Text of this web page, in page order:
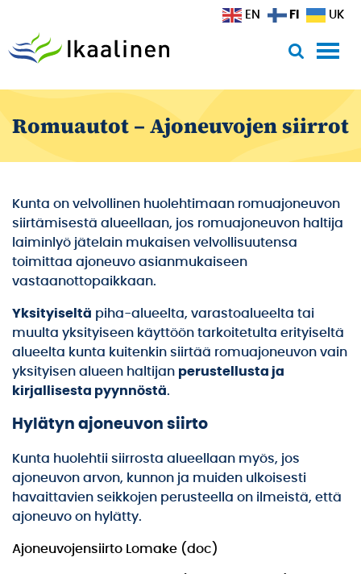
Romuautot – Ajoneuvojen siirrot
Kunta on velvollinen huolehtimaan romuajoneuvon
siirtämisestä alueellaan, jos romuajoneuvon haltija
laiminlyö jätelain mukaisen velvollisuutensa
toimittaa ajoneuvo asianmukaiseen
vastaanottopaikkaan.
Yksityiseltä piha-alueelta, varastoalueelta tai
muulta yksityiseen käyttöön tarkoitetulta erityiseltä
alueelta kunta kuitenkin siirtää romuajoneuvon vain
yksityisen alueen haltijan perustellusta ja
kirjallisesta pyynnöstä.
Hylätyn ajoneuvon siirto
Kunta huolehtii siirrosta alueellaan myös, jos
ajoneuvon arvon, kunnon ja muiden ulkoisesti
havaittavien seikkojen perusteella on ilmeistä, että
ajoneuvo on hylätty.
Ajoneuvojensiirto Lomake (doc)
EN FI UK